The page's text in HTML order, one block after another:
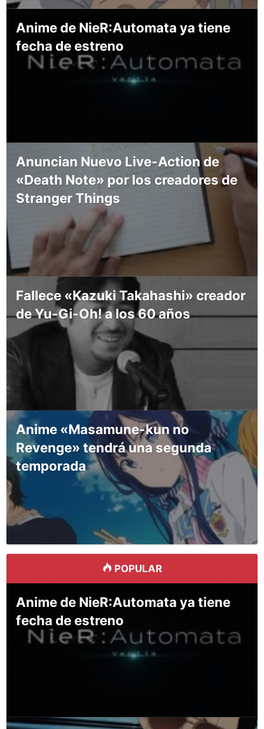
Anime de NieR:Automata ya tiene
fecha de estreno
Anuncian Nuevo Live-Action de
«Death Note» por los creadores de
Stranger Things
Fallece «Kazuki Takahashi» creador
de Yu-Gi-Oh! a los 60 años
Anime «Masamune-kun no
Revenge» tendrá una segunda
temporada
POPULAR
Anime de NieR:Automata ya tiene
fecha de estreno